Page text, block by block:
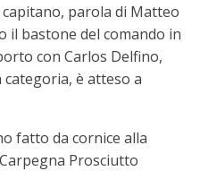
parola di Matteo
il bastone del comando in
con Carlos Delfino,
è atteso a
fatto da cornice alla
Prosciutto